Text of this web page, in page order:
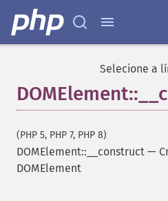
Selecione a
(PHP 5, PHP 7, PHP 8)
DOMElement::__construct —
DOMElement